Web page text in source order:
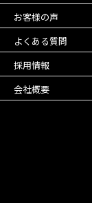
お客様の声
よくある質問
採用情報
会社概要